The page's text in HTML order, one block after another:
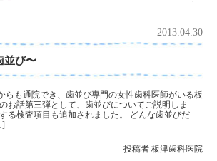
2013.04.30
並び〜
らも通院でき、歯並び専門の女性歯科医師がいる板
お話第三弾として、歯並びについてご説明しま
る検査項目も追加されました。 どんな歯並びだ
投稿者 板津歯科医院